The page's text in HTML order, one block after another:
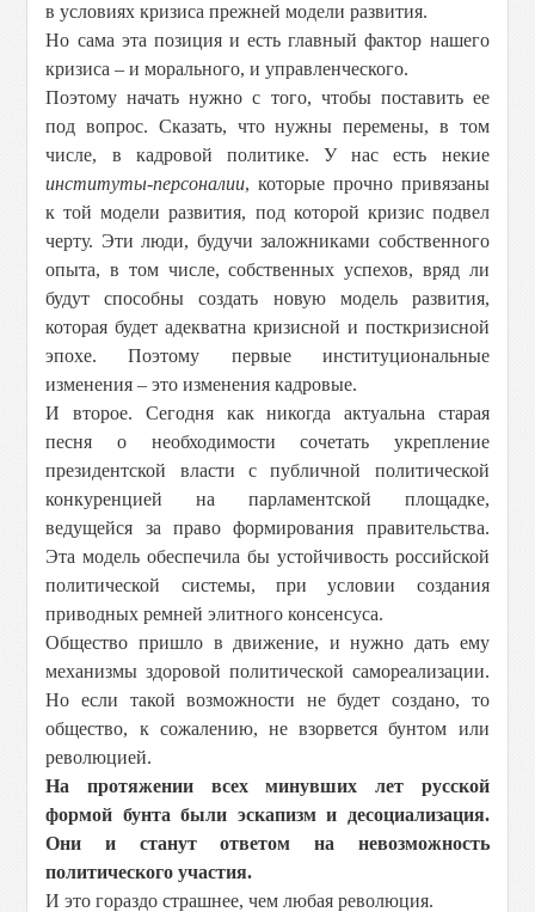
в условиях кризиса прежней модели развития.
Но сама эта позиция и есть главный фактор нашего
кризиса – и морального, и управленческого.
Поэтому начать нужно с того, чтобы поставить ее
под вопрос. Сказать, что нужны перемены, в том
числе, в кадровой политике. У нас есть некие
институты-персоналии, которые прочно привязаны
к той модели развития, под которой кризис подвел
черту. Эти люди, будучи заложниками собственного
опыта, в том числе, собственных успехов, вряд ли
будут способны создать новую модель развития,
которая будет адекватна кризисной и посткризисной
эпохе. Поэтому первые институциональные
изменения – это изменения кадровые.
И второе. Сегодня как никогда актуальна старая
песня о необходимости сочетать укрепление
президентской власти с публичной политической
конкуренцией на парламентской площадке,
ведущейся за право формирования правительства.
Эта модель обеспечила бы устойчивость российской
политической системы, при условии создания
приводных ремней элитного консенсуса.
Общество пришло в движение, и нужно дать ему
механизмы здоровой политической самореализации.
Но если такой возможности не будет создано, то
общество, к сожалению, не взорвется бунтом или
революцией.
На протяжении всех минувших лет русской
формой бунта были эскапизм и десоциализация.
Они и станут ответом на невозможность
политического участия.
И это гораздо страшнее, чем любая революция.